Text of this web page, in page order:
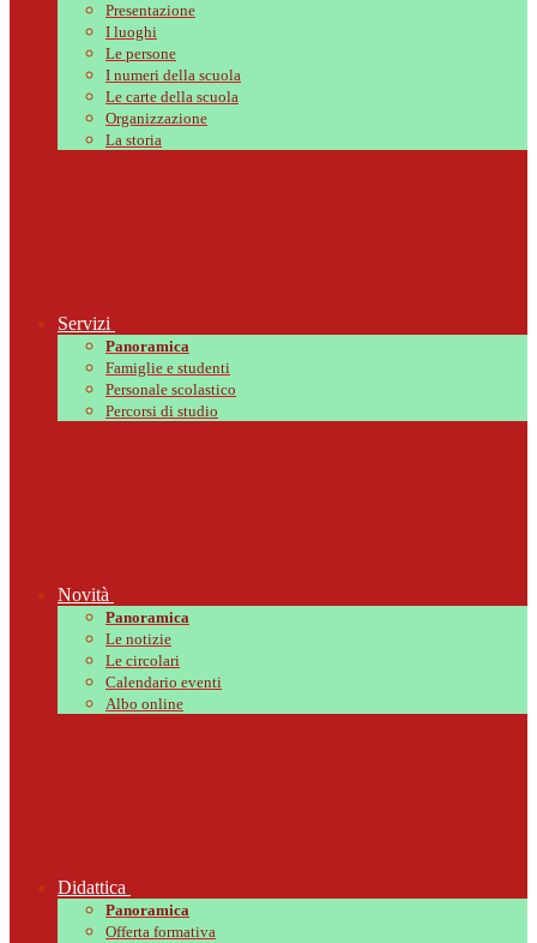
Presentazione
I luoghi
Le persone
I numeri della scuola
Le carte della scuola
Organizzazione
La storia
Servizi
Panoramica
Famiglie e studenti
Personale scolastico
Percorsi di studio
Novità
Panoramica
Le notizie
Le circolari
Calendario eventi
Albo online
Didattica
Panoramica
Offerta formativa